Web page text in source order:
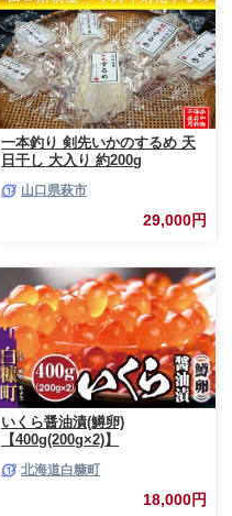
一本釣り 剣先いかのするめ 天
日干し 大入り 約200g
山口県萩市
29,000円
いくら醤油漬(鱒卵)
【400g(200g×2)】
北海道白糠町
18,000円